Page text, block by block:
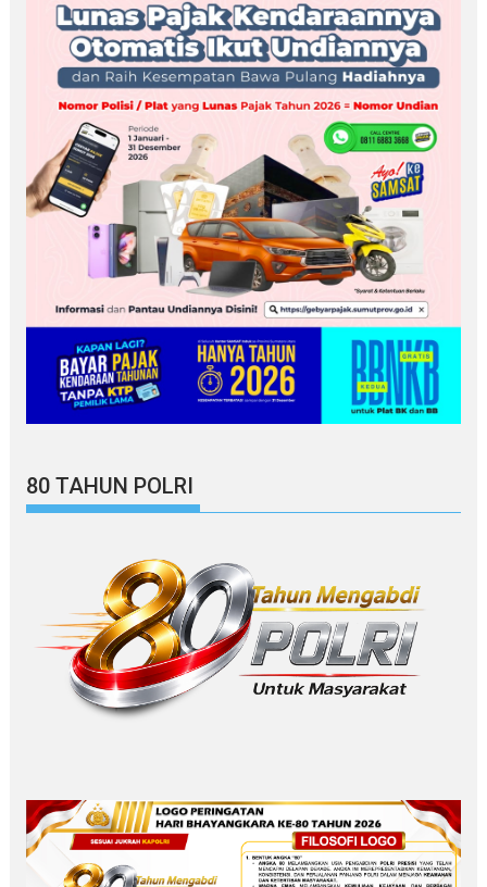
80 TAHUN POLRI